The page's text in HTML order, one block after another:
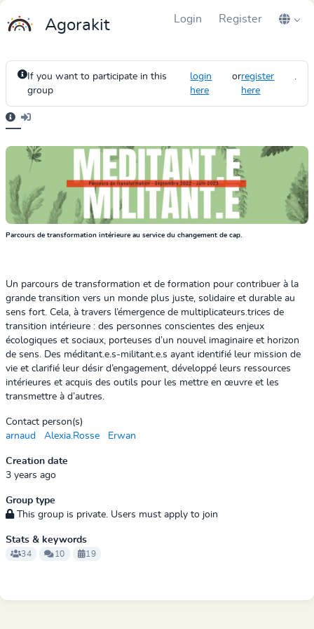
Agorakit Login Register
If you want to participate in this
group
login
here
orregister
here
.
Parcours de transformation intérieure au service du changement de cap
Un parcours de transformation et de formation pour contribuer à la
grande transition vers un monde plus juste, solidaire et durable au
sens fort. Cela, à travers l’émergence de multiplicateurs.trices de
transition intérieure : des personnes conscientes des enjeux
écologiques et sociaux, porteuses d’un nouvel imaginaire et horizon
de sens. Des méditant.e.s-militant.e.s ayant identifié leur mission de
vie et clarifié leur désir d’engagement, développé leurs ressources
intérieures et acquis des outils pour les mettre en œuvre et les
transmettre à d’autres.
Contact person(s)
arnaud
Alexia.Rosse Erwan
Creation date
3 years ago
Group type
This group is private. Users must apply to join
Stats & keywords
34 10 19